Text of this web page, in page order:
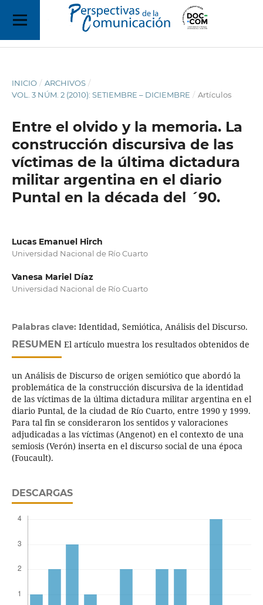
INICIO / ARCHIVOS /
VOL. 3 NÚM. 2 (2010): SETIEMBRE – DICIEMBRE / Artículos
Entre el olvido y la memoria. La
construcción discursiva de las
víctimas de la última dictadura
militar argentina en el diario
Puntal en la década del ´90.
Lucas Emanuel Hirch
Universidad Nacional de Río Cuarto
Vanesa Mariel Díaz
Universidad Nacional de Río Cuarto
Palabras clave: Identidad, Semiótica, Análisis del Discurso.
RESUMEN El artículo muestra los resultados obtenidos de
un Análisis de Discurso de origen semiótico que abordó la
problemática de la construcción discursiva de la identidad
de las víctimas de la última dictadura militar argentina en el
diario Puntal, de la ciudad de Río Cuarto, entre 1990 y 1999.
Para tal fin se consideraron los sentidos y valoraciones
adjudicadas a las víctimas (Angenot) en el contexto de una
semiosis (Verón) inserta en el discurso social de una época
(Foucault).
DESCARGAS